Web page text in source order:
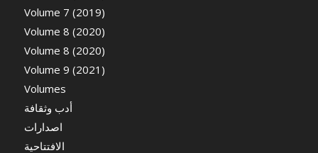
Volume 7 (2019)
Volume 8 (2020)
Volume 8 (2020)
Volume 9 (2021)
Volumes
أدب وثقافة
اصدارات
الافتتاحية